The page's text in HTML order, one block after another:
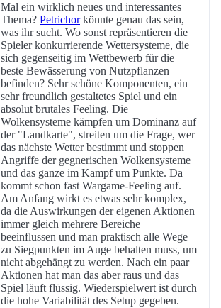
Mal ein wirklich neues und interessantes
Thema? Petrichorkönnte genau das sein,
was ihr sucht. Wo sonst repräsentieren die
Spieler konkurrierende Wettersysteme, die
sich gegenseitig im Wettbewerb für die
beste Bewässerung von Nutzpflanzen
befinden? Sehr schöne Komponenten, ein
sehr freundlich gestaltetes Spiel und ein
absolut brutales Feeling. Die
Wolkensysteme kämpfen um Dominanz auf
der "Landkarte", streiten um die Frage, wer
das nächste Wetter bestimmt und stoppen
Angriffe der gegnerischen Wolkensysteme
und das ganze im Kampf um Punkte. Da
kommt schon fast Wargame-Feeling auf.
Am Anfang wirkt es etwas sehr komplex,
da die Auswirkungen der eigenen Aktionen
immer gleich mehrere Bereiche
beeinflussen und man praktisch alle Wege
zu Siegpunkten im Auge behalten muss, um
nicht abgehängt zu werden. Nach ein paar
Aktionen hat man das aber raus und das
Spiel läuft flüssig. Wiederspielwert ist durch
die hohe Variabilität des Setup gegeben.